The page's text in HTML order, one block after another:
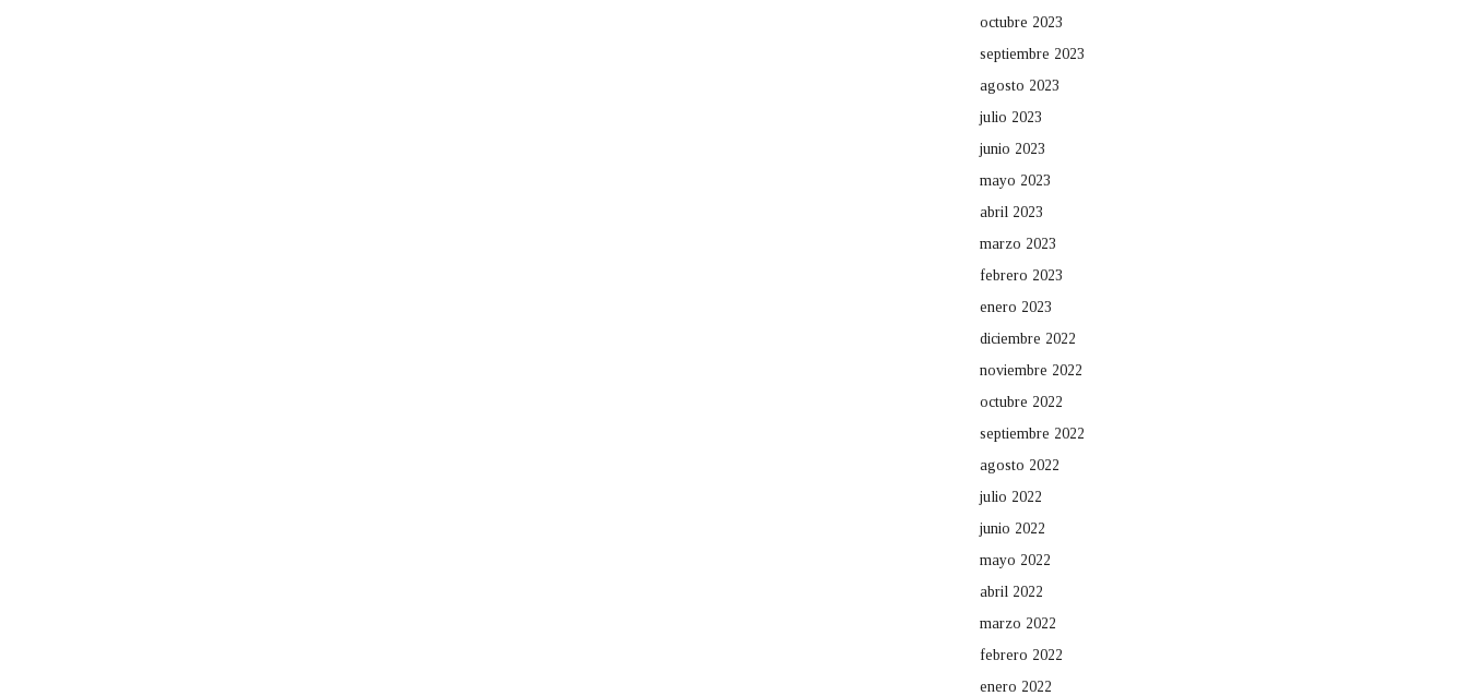
octubre 2023
septiembre 2023
agosto 2023
julio 2023
junio 2023
mayo 2023
abril 2023
marzo 2023
febrero 2023
enero 2023
diciembre 2022
noviembre 2022
octubre 2022
septiembre 2022
agosto 2022
julio 2022
junio 2022
mayo 2022
abril 2022
marzo 2022
febrero 2022
enero 2022